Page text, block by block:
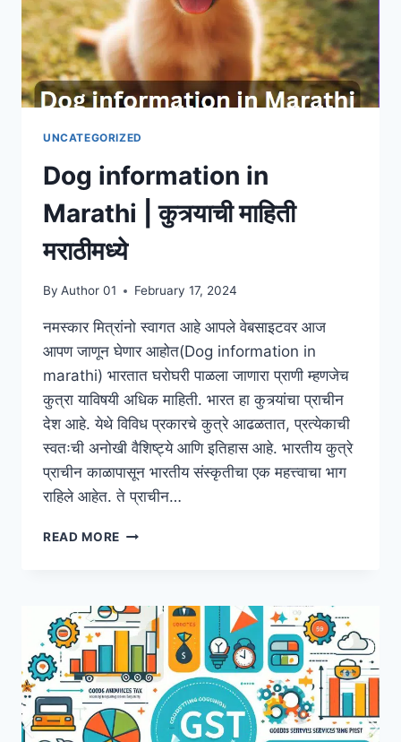
UNCATEGORIZED
Dog information in
Marathi | कुत्र्याची माहिती
मराठीमध्ये
By Author 01 February 17, 2024
नमस्कार मित्रांनो स्वागत आहे आपले वेबसाइटवर आज
आपण जाणून घेणार आहोत(Dog information in
marathi) भारतात घरोघरी पाळला जाणारा प्राणी म्हणजेच
कुत्रा याविषयी अधिक माहिती. भारत हा कुत्र्यांचा प्राचीन
देश आहे. येथे विविध प्रकारचे कुत्रे आढळतात, प्रत्येकाची
स्वतःची अनोखी वैशिष्ट्ये आणि इतिहास आहे. भारतीय कुत्रे
प्राचीन काळापासून भारतीय संस्कृतीचा एक महत्त्वाचा भाग
राहिले आहेत. ते प्राचीन…
READ MORE DOG
|
कुत्र्याची
माहिती